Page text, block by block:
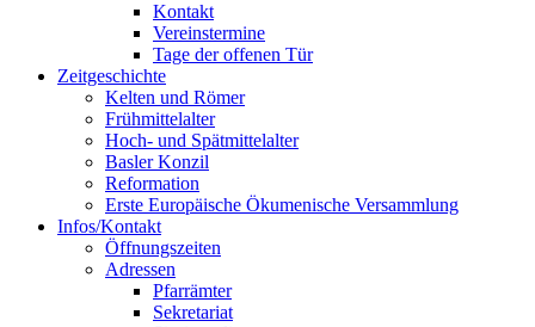
Kontakt
Vereinstermine
Tage der offenen Tür
Zeitgeschichte
Kelten und Römer
Frühmittelalter
Hoch- und Spätmittelalter
Basler Konzil
Reformation
Erste Europäische Ökumenische Versammlung
Infos/Kontakt
Öffnungszeiten
Adressen
Pfarrämter
Sekretariat